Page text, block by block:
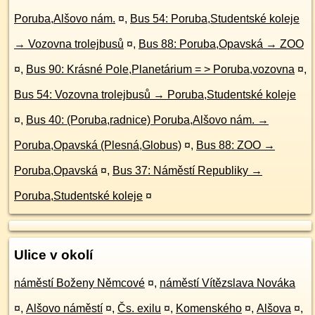
Poruba,Alšovo nám. ¤, Bus 54: Poruba,Studentské koleje
→ Vozovna trolejbusů ¤, Bus 88: Poruba,Opavská → ZOO
¤, Bus 90: Krásné Pole,Planetárium = > Poruba,vozovna ¤,
Bus 54: Vozovna trolejbusů → Poruba,Studentské koleje
¤, Bus 40: (Poruba,radnice) Poruba,Alšovo nám. →
Poruba,Opavská (Plesná,Globus) ¤, Bus 88: ZOO →
Poruba,Opavská ¤, Bus 37: Náměstí Republiky →
Poruba,Studentské koleje ¤
Ulice v okolí
náměstí Boženy Němcové ¤, náměstí Vítězslava Nováka
¤, Alšovo náměstí ¤, Čs. exilu ¤, Komenského ¤, Alšova ¤,